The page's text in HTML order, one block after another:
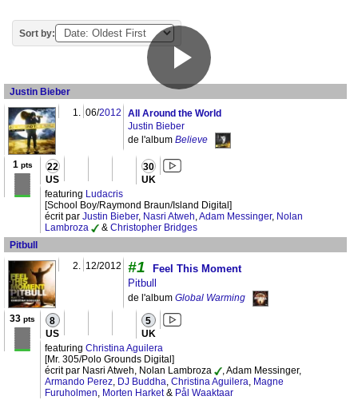
Sort by:
Justin Bieber
1. 06/2012
All Around the World
Justin Bieber
de l'album Believe
1 pts 22
US
30
UK
featuring Ludacris
[School Boy/Raymond Braun/Island Digital]
écrit par Justin Bieber, Nasri Atweh,Adam Messinger, Nolan
Lambroza
& Christopher Bridges
Pitbull
2. 12/2012 #1
Feel This Moment
Pitbull
de l'album Global Warming
33 pts 8
US
5
UK
featuring Christina Aguilera
[Mr. 305/Polo Grounds Digital]
écrit par Nasri Atweh, Nolan Lambroza
, Adam Messinger,
Armando Perez, DJ Buddha, Christina Aguilera, Magne
Furuholmen, Morten Harket& Pål Waaktaar